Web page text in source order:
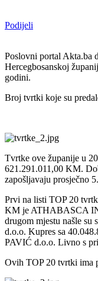
Podijeli
Poslovni portal Akta.ba
Hercegbosanskoj
godini.
Broj tvrtki koje su
Tvrtke ove županije u
621.291.011,00 KM.
zapošljavaju prosječno
Prvi na listi TOP 20
KM je ATHABASCA
drugom mjestu našle
d.o.o. Kupres sa
PAVIĆ d.o.o. Livno s
Ovih TOP 20 tvrtki ima